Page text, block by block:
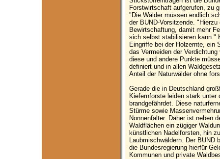
Forstwirtschaft aufgerufen, zu
"Die Wälder müssen endlich
der BUND-Vorsitzende.
Bewirtschaftung, damit mehr
sich selbst stabilisieren kann."
Eingriffe bei der Holzernte, ein
das Vermeiden der
diese und andere Punkte
definiert und in allen
Anteil der Naturwälder ohne
Gerade die in Deutschland
Kiefernforste leiden stark unter
brandgefährdet. Diese
Stürme sowie
Nonnenfalter. Daher ist neben
Waldflächen ein zügiger
künstlichen Nadelforsten, hin
Laubmischwäldern. Der BUND
die Bundesregierung hierfür
Kommunen und private